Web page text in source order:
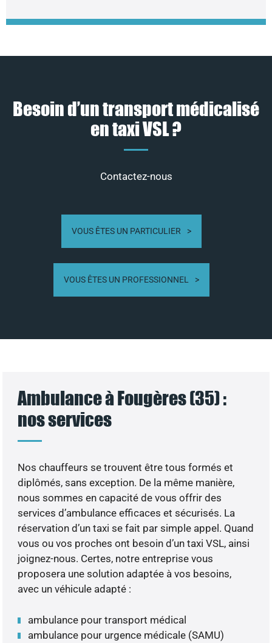
Besoin d’un transport médicalisé
en taxi VSL ?
Contactez-nous
VOUS ÊTES UN PARTICULIER
VOUS ÊTES UN PROFESSIONNEL
Ambulance à Fougères (35) :
nos services
Nos chauffeurs se trouvent être tous formés et
diplômés, sans exception. De la même manière,
nous sommes en capacité de vous offrir des
services d’ambulance efficaces et sécurisés. La
réservation d’un taxi se fait par simple appel. Quand
vous ou vos proches ont besoin d’un taxi VSL, ainsi
joignez-nous. Certes, notre entreprise vous
proposera une solution adaptée à vos besoins,
avec un véhicule adapté :
ambulance pour transport médical
ambulance pour urgence médicale (SAMU)